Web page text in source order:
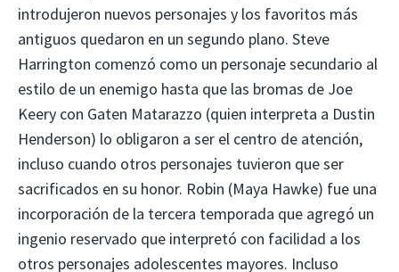
introdujeron nuevos personajes y los favoritos más
antiguos quedaron en un segundo plano. Steve
Harrington comenzó como un personaje secundario al
estilo de un enemigo hasta que las bromas de Joe
Keery con Gaten Matarazzo (quien interpreta a Dustin
Henderson) lo obligaron a ser el centro de atención,
incluso cuando otros personajes tuvieron que ser
sacrificados en su honor. Robin (Maya Hawke) fue una
incorporación de la tercera temporada que agregó un
ingenio reservado que interpretó con facilidad a los
otros personajes adolescentes mayores. Incluso